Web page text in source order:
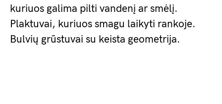
kuriuos galima pilti vandenį ar smėlį.
Plaktuvai, kuriuos smagu laikyti rankoje.
Bulvių grūstuvai su keista geometrija.